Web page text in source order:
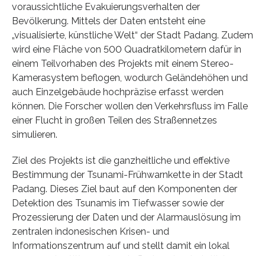
voraussichtliche Evakuierungsverhalten der
Bevölkerung. Mittels der Daten entsteht eine
„visualisierte, künstliche Welt“ der Stadt Padang. Zudem
wird eine Fläche von 500 Quadratkilometern dafür in
einem Teilvorhaben des Projekts mit einem Stereo-
Kamerasystem beflogen, wodurch Geländehöhen und
auch Einzelgebäude hochpräzise erfasst werden
können. Die Forscher wollen den Verkehrsfluss im Falle
einer Flucht in großen Teilen des Straßennetzes
simulieren.
Ziel des Projekts ist die ganzheitliche und effektive
Bestimmung der Tsunami-Frühwarnkette in der Stadt
Padang. Dieses Ziel baut auf den Komponenten der
Detektion des Tsunamis im Tiefwasser sowie der
Prozessierung der Daten und der Alarmauslösung im
zentralen indonesischen Krisen- und
Informationszentrum auf und stellt damit ein lokal